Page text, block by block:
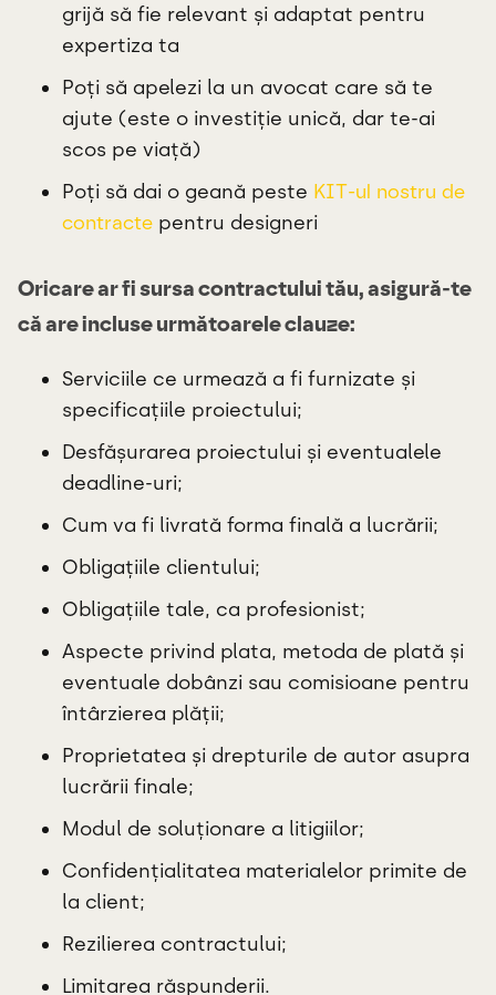
grijă să fie relevant și adaptat pentru
expertiza ta
Poți să apelezi la un avocat care să te
ajute (este o investiție unică, dar te-ai
scos pe viață)
Poți să dai o geană peste KIT-ul nostru de
contracte pentru designeri
Oricare ar fi sursa contractului tău, asigură-te
că are incluse următoarele clauze:
Serviciile ce urmează a fi furnizate și
specificațiile proiectului;
Desfășurarea proiectului și eventualele
deadline-uri;
Cum va fi livrată forma finală a lucrării;
Obligațiile clientului;
Obligațiile tale, ca profesionist;
Aspecte privind plata, metoda de plată și
eventuale dobânzi sau comisioane pentru
întârzierea plății;
Proprietatea și drepturile de autor asupra
lucrării finale;
Modul de soluționare a litigiilor;
Confidențialitatea materialelor primite de
la client;
Rezilierea contractului;
Limitarea răspunderii.